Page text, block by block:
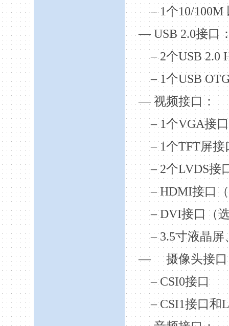
– 1个10/100M
— USB 2.0接口
– 2个USB 2.0
– 1个USB
—视频接口：
– 1个VGA接口
– 1个TFT屏接
– 2个LVDS接
– HDMI接口
– DVI接口（
– 3.5寸液晶屏
—
摄像头接
– CSI0接口
– CSI1接口和